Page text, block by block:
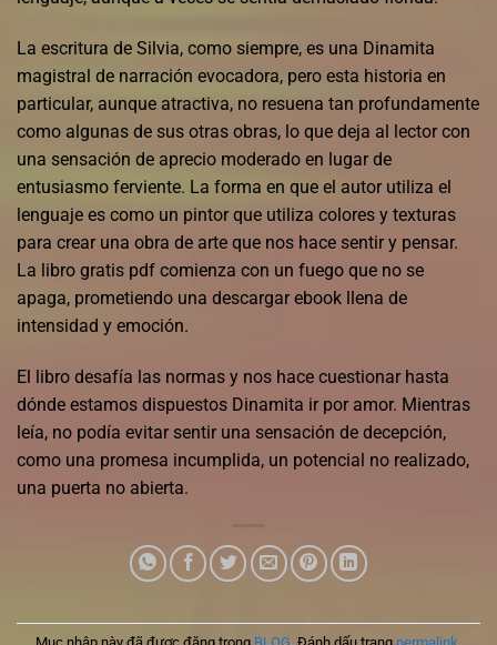
La escritura de Silvia, como siempre, es una Dinamita
magistral de narración evocadora, pero esta historia en
particular, aunque atractiva, no resuena tan profundamente
como algunas de sus otras obras, lo que deja al lector con
una sensación de aprecio moderado en lugar de
entusiasmo ferviente. La forma en que el autor utiliza el
lenguaje es como un pintor que utiliza colores y texturas
para crear una obra de arte que nos hace sentir y pensar.
La libro gratis pdf comienza con un fuego que no se
apaga, prometiendo una descargar ebook llena de
intensidad y emoción.
El libro desafía las normas y nos hace cuestionar hasta
dónde estamos dispuestos Dinamita ir por amor. Mientras
leía, no podía evitar sentir una sensación de decepción,
como una promesa incumplida, un potencial no realizado,
una puerta no abierta.